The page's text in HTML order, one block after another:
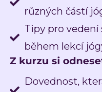
různých částí
Tipy pro
během lekcí
Z kurzu si
Dovednost,